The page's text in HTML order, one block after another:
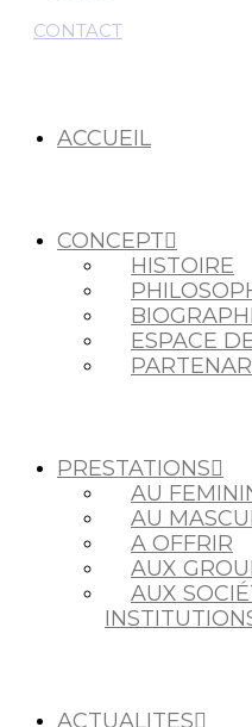
CONTACT
ACCUEIL
CONCEPT
HISTOIRE
ESPACE
PRESTATIONS
AU
AU
A OFFRIR
AUX
AUX
ACTUALITES